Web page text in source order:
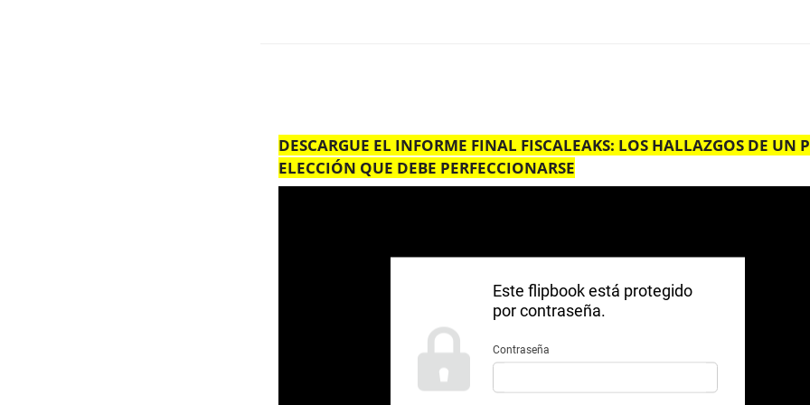
DESCARGUE EL INFORME FINAL FISCALEAKS: LOS HALLAZGOS DE UN
ELECCIÓN QUE DEBE PERFECCIONARSE